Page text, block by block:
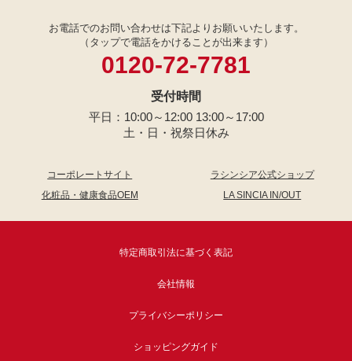
お電話でのお問い合わせは下記よりお願いいたします。
（タップで電話をかけることが出来ます）
0120-72-7781
受付時間
平日：10:00～12:00 13:00～17:00
土・日・祝祭日休み
コーポレートサイト
ラシンシア公式ショップ
化粧品・健康食品OEM
LA SINCIA IN/OUT
特定商取引法に基づく表記
会社情報
プライバシーポリシー
ショッピングガイド